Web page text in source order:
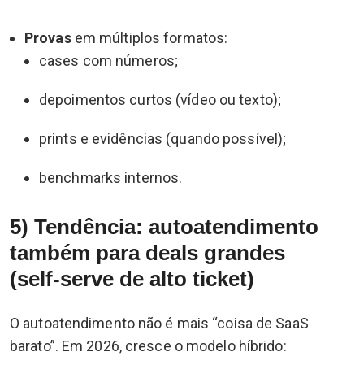
Provasem múltiplos formatos:
cases com números;
depoimentos curtos (vídeo ou texto);
prints e evidências (quando possível);
benchmarks internos.
5) Tendência: autoatendimento
também para deals grandes
(self-serve de alto ticket)
O autoatendimento não é mais “coisa de SaaS
barato”. Em 2026, cresce o modelo híbrido: